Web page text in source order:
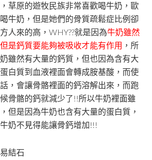
草原的遊牧民族非常喜歡喝牛奶，歐
牛奶，但是她們的骨質疏鬆症比例卻
人來的高，WHY??就是因為牛奶雖然
是鈣質要能夠被吸收才能有作用 ，所
雖然有大量的鈣質，但也因為含有大
白質到血液裡面會轉成胺基酸，而使
，會讓骨骼裡面的鈣溶解出來，而跑
骨骼的鈣就減少了!!所以牛奶裡面雖
但是因為牛奶也含有大量的蛋白質，
奶不見得能讓骨鈣增加!!!
結石